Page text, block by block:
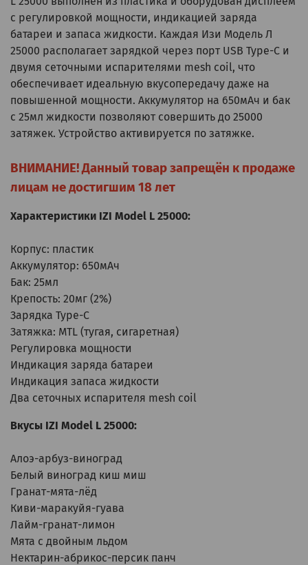
с регулировкой мощности, индикацией заряда
батареи и запаса жидкости. Каждая Изи Модель Л
25000 располагает зарядкой через порт USB Type-C и
двумя сеточными испарителями mesh coil, что
обеспечивает идеальную вкусопередачу даже на
повышенной мощности. Аккумулятор на 650мАч и бак
с 25мл жидкости позволяют совершить до 25000
затяжек. Устройство активируется по затяжке.
ВНИМАНИЕ! Данный товар запрещён к продаже
лицам не достигшим 18 лет
Характеристики IZI Model L 25000:
Корпус: пластик
Аккумулятор: 650мАч
Бак: 25мл
Крепость: 20мг (2%)
Зарядка Type-C
Затяжка: MTL (тугая, сигаретная)
Регулировка мощности
Индикация заряда батареи
Индикация запаса жидкости
Два сеточных испарителя mesh coil
Вкусы IZI Model L 25000:
Алоэ-арбуз-виноград
Белый виноград киш миш
Гранат-мята-лёд
Киви-маракуйя-гуава
Лайм-гранат-лимон
Мята с двойным льдом
Нектарин-абрикос-персик панч